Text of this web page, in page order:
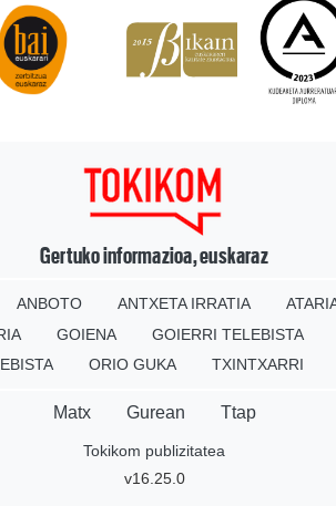
Gertuko informazioa, euskaraz
ANBOTO ANTXETA IRRATIA
GOIENA GOIERRI TELEBISTA
ORIO GUKA TXINTXARRI
Matx Gurean Ttap
Tokikom publizitatea
v16.25.0